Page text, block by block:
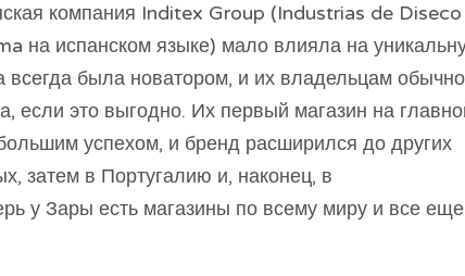
компания Inditex Group (Industrias de Diseco
на испанском языке) мало влияла на
была новатором, и их владельцам
если это выгодно. Их первый магазин на
успехом, и бренд расширился до других
затем в Португалию и, наконец, в
у Зары есть магазины по всему миру и все еще